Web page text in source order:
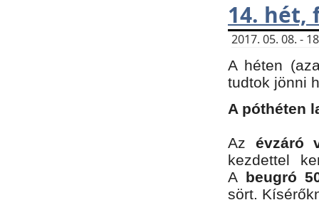
14. hét,
2017. 05. 08. -
A héten
tudtok jönni
A póthéten
Az évzáró
kezdettel
A beugró
sört.